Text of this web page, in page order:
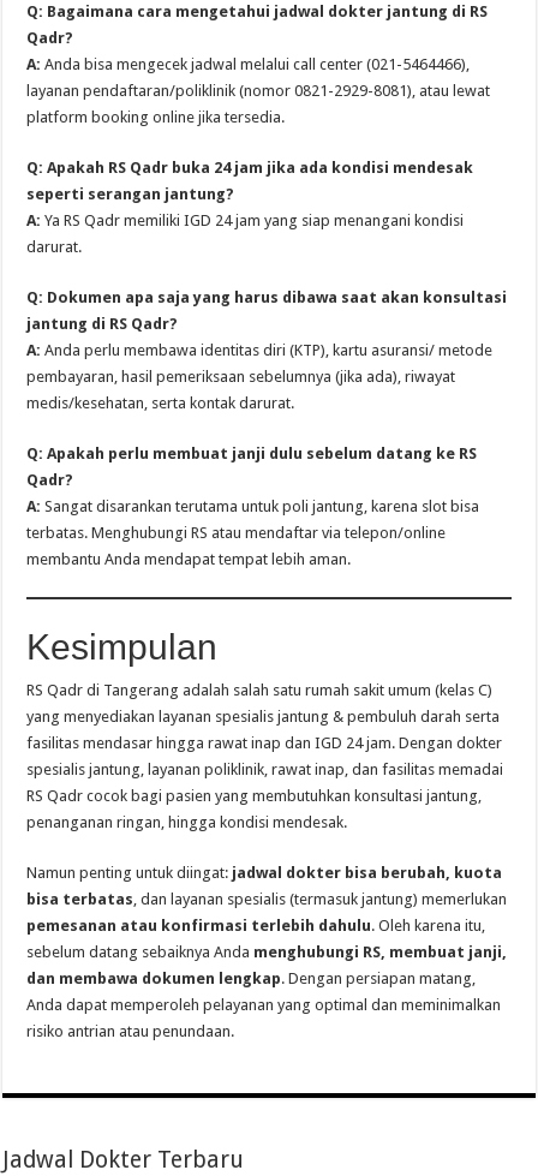
Q: Bagaimana cara mengetahui jadwal dokter jantung di RS
Qadr?
A: Anda bisa mengecek jadwal melalui call center (021-5464466),
layanan pendaftaran/poliklinik (nomor 0821-2929-8081), atau lewat
platform booking online jika tersedia.
Q: Apakah RS Qadr buka 24 jam jika ada kondisi mendesak
seperti serangan jantung?
A: Ya RS Qadr memiliki IGD 24 jam yang siap menangani kondisi
darurat.
Q: Dokumen apa saja yang harus dibawa saat akan konsultasi
jantung di RS Qadr?
A: Anda perlu membawa identitas diri (KTP), kartu asuransi/ metode
pembayaran, hasil pemeriksaan sebelumnya (jika ada), riwayat
medis/kesehatan, serta kontak darurat.
Q: Apakah perlu membuat janji dulu sebelum datang ke RS
Qadr?
A: Sangat disarankan terutama untuk poli jantung, karena slot bisa
terbatas. Menghubungi RS atau mendaftar via telepon/online
membantu Anda mendapat tempat lebih aman.
Kesimpulan
RS Qadr di Tangerang adalah salah satu rumah sakit umum (kelas C)
yang menyediakan layanan spesialis jantung & pembuluh darah serta
fasilitas mendasar hingga rawat inap dan IGD 24 jam. Dengan dokter
spesialis jantung, layanan poliklinik, rawat inap, dan fasilitas memadai
RS Qadr cocok bagi pasien yang membutuhkan konsultasi jantung,
penanganan ringan, hingga kondisi mendesak.
Namun penting untuk diingat: jadwal dokter bisa berubah, kuota
bisa terbatas , dan layanan spesialis (termasuk jantung) memerlukan
pemesanan atau konfirmasi terlebih dahulu. Oleh karena itu,
sebelum datang sebaiknya Anda menghubungi RS, membuat janji,
dan membawa dokumen lengkap. Dengan persiapan matang,
Anda dapat memperoleh pelayanan yang optimal dan meminimalkan
risiko antrian atau penundaan.
Jadwal Dokter Terbaru